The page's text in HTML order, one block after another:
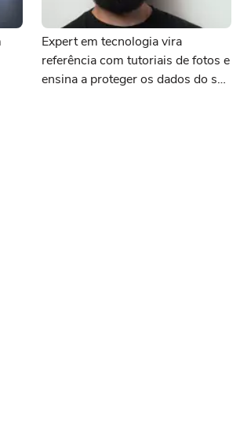
Expert em tecnologia vira
referência com tutoriais de fotos e
ensina a proteger os dados do seu